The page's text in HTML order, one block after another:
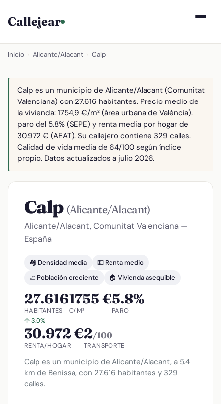
Callejear
Inicio Alicante/Alacant Calp
Calp es un municipio de Alicante/Alacant (Comunitat
Valenciana) con 27.616 habitantes. Precio medio de
la vivienda: 1754,9 €/m² (área urbana de València).
paro del 5.8% (SEPE) y renta media por hogar de
30.972 € (AEAT). Su callejero contiene 329 calles.
Calidad de vida media de 64/100 según índice
propio. Datos actualizados a julio 2026.
Calp (Alicante/Alacant)
Alicante/Alacant, Comunitat Valenciana —
España
🏘️ Densidad media
💵 Renta medio
📈 Población creciente
🏠 Vivienda asequible
27.616
HABITANTES
↑ 3.0%
1755 €
€/M²
5.8%
PARO
30.972 €
RENTA/HOGAR
2/100
TRANSPORTE
Calp es un municipio de Alicante/Alacant, a 5.4
km de Benissa, con 27.616 habitantes y 329
calles.